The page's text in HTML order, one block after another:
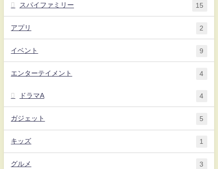
スパイファミリー 15
アプリ 2
イベント 9
エンターテイメント 4
ドラマA 4
ガジェット 5
キッズ 1
グルメ 3